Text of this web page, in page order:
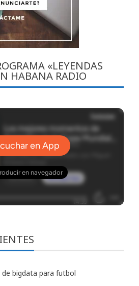
«LEYENDAS
HABANA RADIO
bigdata para futbol